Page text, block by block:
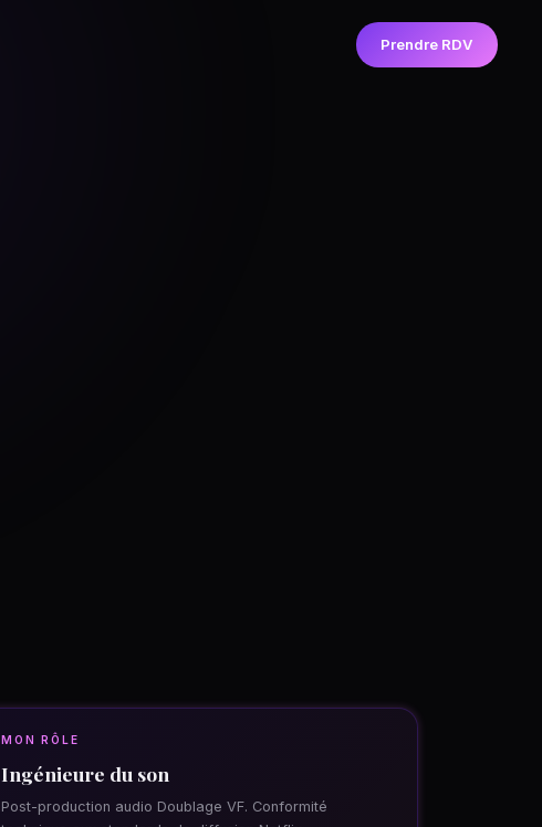
Prendre RDV
MON RÔLE
Ingénieure du son
Post-production audio Doublage VF. Conformité